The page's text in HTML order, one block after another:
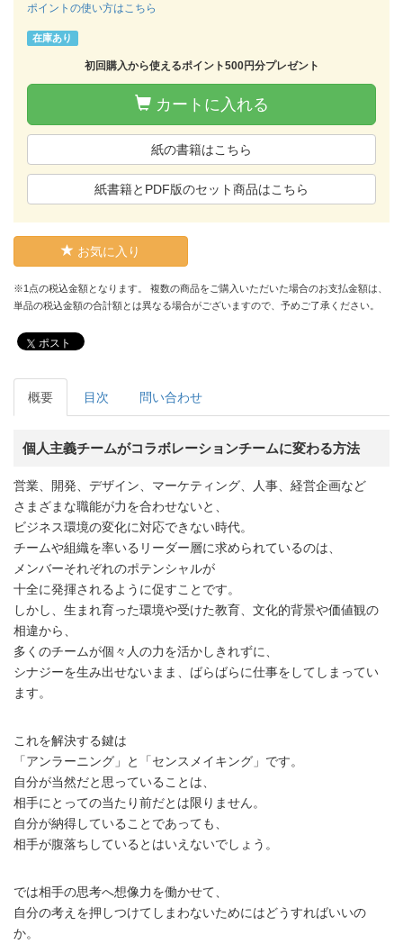
ポイントの使い方はこちら
在庫あり
初回購入から使えるポイント500円分プレゼント
カートに入れる
紙の書籍はこちら
紙書籍とPDF版のセット商品はこちら
お気に入り
※1点の税込金額となります。 複数の商品をご購入いただいた場合のお支払金額は、
単品の税込金額の合計額とは異なる場合がございますので、予めご了承ください。
ポスト
概要 目次 問い合わせ
個人主義チームがコラボレーションチームに変わる方法
営業、開発、デザイン、マーケティング、人事、経営企画など
さまざまな職能が力を合わせないと、
ビジネス環境の変化に対応できない時代。
チームや組織を率いるリーダー層に求められているのは、
メンバーそれぞれのポテンシャルが
十全に発揮されるように促すことです。
しかし、生まれ育った環境や受けた教育、文化的背景や価値観の
相違から、
多くのチームが個々人の力を活かしきれずに、
シナジーを生み出せないまま、ばらばらに仕事をしてしまってい
ます。
これを解決する鍵は
「アンラーニング」と「センスメイキング」です。
自分が当然だと思っていることは、
相手にとっての当たり前だとは限りません。
自分が納得していることであっても、
相手が腹落ちしているとはいえないでしょう。
では相手の思考へ想像力を働かせて、
自分の考えを押しつけてしまわないためにはどうすればいいの
か。